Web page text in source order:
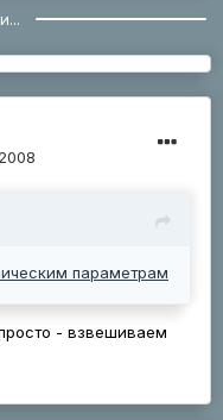
параметрам
- взвешиваем